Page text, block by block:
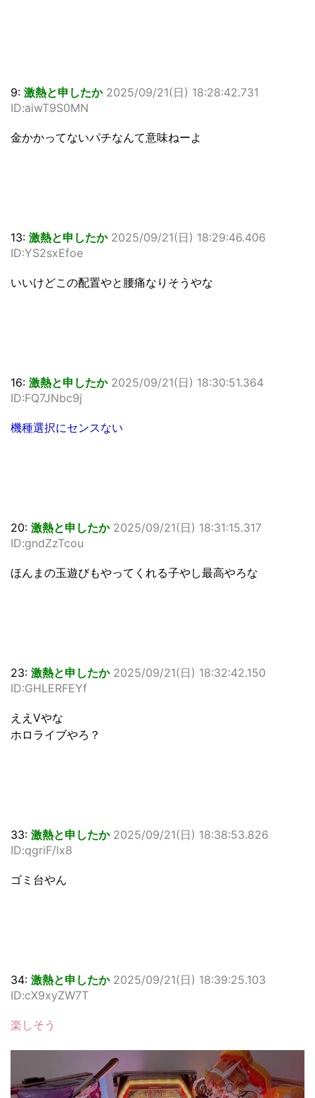
9: 激熱と申したか 2025/09/21(日) 18:28:42.731
ID:aiwT9S0MN
金かかってないパチなんて意味ねーよ
13: 激熱と申したか 2025/09/21(日) 18:29:46.406
ID:YS2sxEfoe
いいけどこの配置やと腰痛なりそうやな
16: 激熱と申したか 2025/09/21(日) 18:30:51.364
ID:FQ7JNbc9j
機種選択にセンスない
20: 激熱と申したか 2025/09/21(日) 18:31:15.317
ID:gndZzTcou
ほんまの玉遊びもやってくれる子やし最高やろな
23: 激熱と申したか 2025/09/21(日) 18:32:42.150
ID:GHLERFEYf
ええVやな
ホロライブやろ？
33: 激熱と申したか 2025/09/21(日) 18:38:53.826
ID:qgriF/lx8
ゴミ台やん
34: 激熱と申したか 2025/09/21(日) 18:39:25.103
ID:cX9xyZW7T
楽しそう